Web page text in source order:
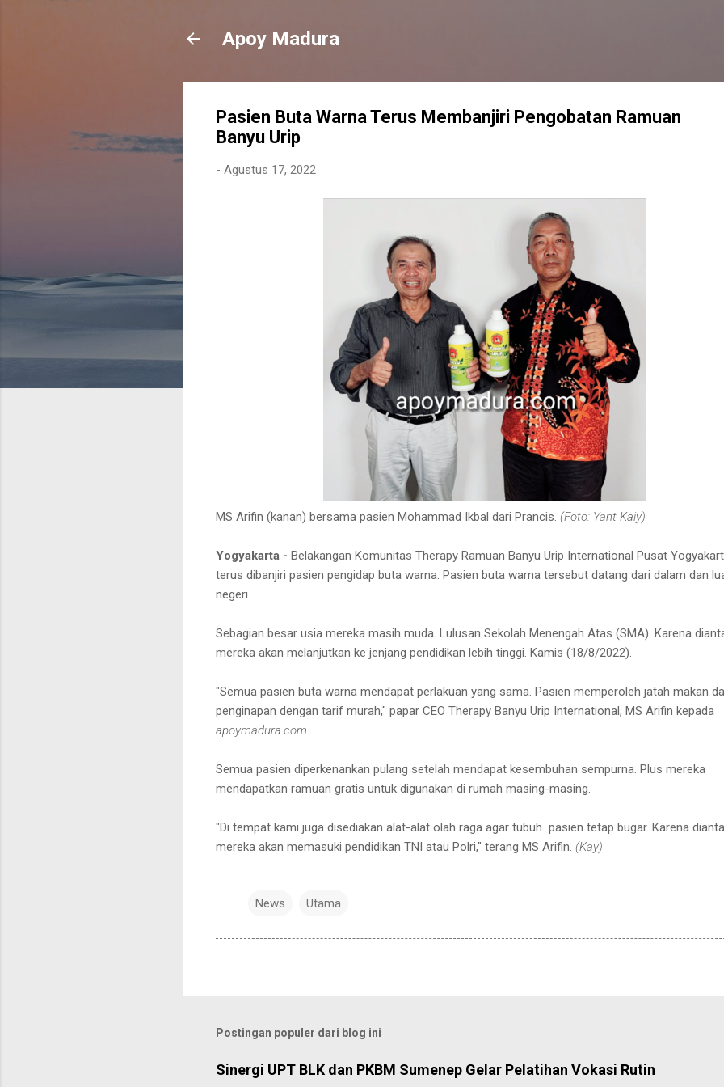
Apoy Madura
Pasien Buta Warna Terus Membanjiri Pengobatan Ramuan
Banyu Urip
- Agustus 17, 2022
MS Arifin (kanan) bersama pasien Mohammad Ikbal dari Prancis. (Foto: Yant Kaiy)
Yogyakarta - Belakangan Komunitas Therapy Ramuan Banyu Urip International Pusat
terus dibanjiri pasien pengidap buta warna. Pasien buta warna tersebut datang dari dalam dan
negeri.
Sebagian besar usia mereka masih muda. Lulusan Sekolah Menengah Atas (SMA). Karena
mereka akan melanjutkan ke jenjang pendidikan lebih tinggi. Kamis (18/8/2022).
"Semua pasien buta warna mendapat perlakuan yang sama. Pasien memperoleh jatah makan
penginapan dengan tarif murah," papar CEO Therapy Banyu Urip International, MS Arifin kepada
apoymadura.com.
Semua pasien diperkenankan pulang setelah mendapat kesembuhan sempurna. Plus mereka
mendapatkan ramuan gratis untuk digunakan di rumah masing-masing.
"Di tempat kami juga disediakan alat-alat olah raga agar tubuh pasien tetap bugar. Karena
mereka akan memasuki pendidikan TNI atau Polri," terang MS Arifin. (Kay)
News Utama
Postingan populer dari blog ini
Sinergi UPT BLK dan PKBM Sumenep Gelar Pelatihan Vokasi Rutin